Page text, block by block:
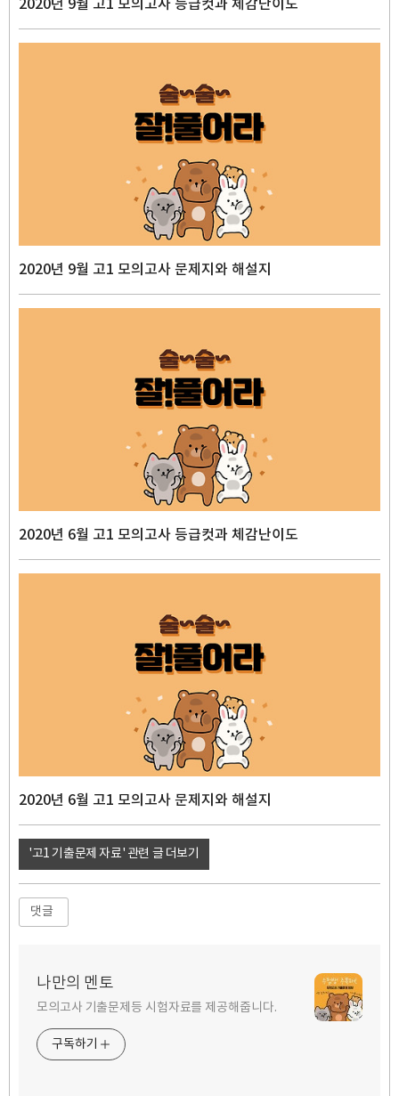
2020년 9월 고1 모의고사 등급컷과 체감난이도
2020년 9월 고1 모의고사 문제지와 해설지
2020년 6월 고1 모의고사 등급컷과 체감난이도
2020년 6월 고1 모의고사 문제지와 해설지
'고1 기출문제 자료' 관련 글 더보기
댓글
나만의 멘토
모의고사 기출문제등 시험자료를 제공해줍니다.
구독하기